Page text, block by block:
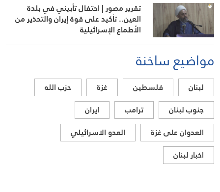
تقرير مصور | احتفال تأبيني في بلدة
العين.. تأكيد على قوة إيران والتحذير من
الأطماع الإسرائيلية
مواضيع ساخنة
لبنان فلسطين غزة
حزب الله
جنوب لبنان
ترامب
ايران
العدوان على غزة
العدو الاسرائيلي
اخبار لبنان